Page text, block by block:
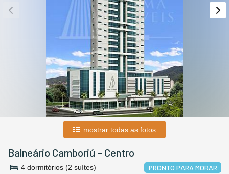
mostrar todas as fotos
Balneário Camboriú - Centro
PRONTO PARA MORAR
4 dormitórios (2 suítes)